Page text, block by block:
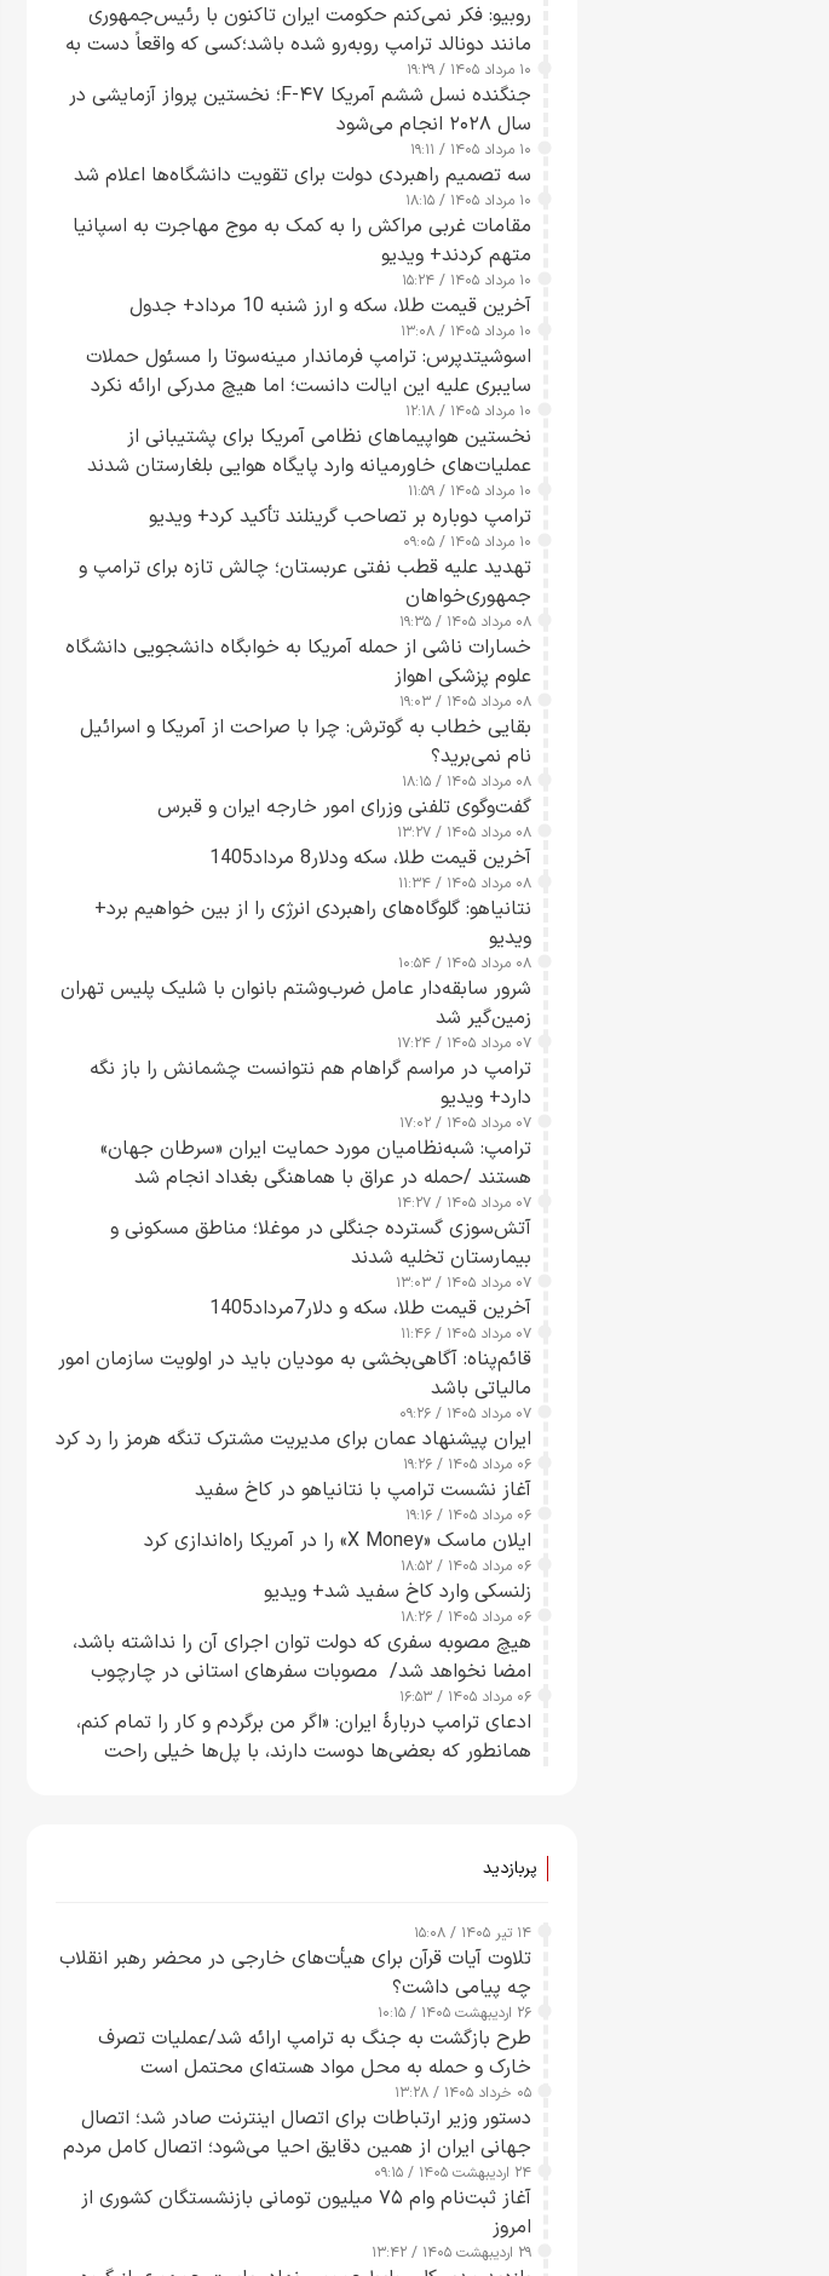
روبیو: فکر نمی‌کنم حکومت ایران تاکنون با رئیس‌جمهوری
مانند دونالد ترامپ روبه‌رو شده باشد؛کسی که واقعاً دست به
اقدام می‌زند
۱۰ مرداد ۱۴۰۵ / ۱۹:۲۹
جنگنده نسل ششم آمریکا F-۴۷؛ نخستین پرواز آزمایشی در
سال ۲۰۲۸ انجام می‌شود
۱۰ مرداد ۱۴۰۵ / ۱۹:۱۱
سه تصمیم راهبردی دولت برای تقویت دانشگاه‌ها اعلام شد
۱۰ مرداد ۱۴۰۵ / ۱۸:۱۵
مقامات غربی مراکش را به کمک به موج مهاجرت به اسپانیا
متهم کردند+ ویدیو
۱۰ مرداد ۱۴۰۵ / ۱۵:۲۴
آخرین قیمت طلا، سکه و ارز شنبه 10 مرداد+ جدول
۱۰ مرداد ۱۴۰۵ / ۱۳:۰۸
اسوشیتدپرس: ترامپ فرماندار مینه‌سوتا را مسئول حملات
سایبری علیه این ایالت دانست؛ اما هیچ مدرکی ارائه نکرد
۱۰ مرداد ۱۴۰۵ / ۱۲:۱۸
نخستین هواپیماهای نظامی آمریکا برای پشتیبانی از
عملیات‌های خاورمیانه وارد پایگاه هوایی بلغارستان شدند
۱۰ مرداد ۱۴۰۵ / ۱۱:۵۹
ترامپ دوباره بر تصاحب گرینلند تأکید کرد+ ویدیو
۱۰ مرداد ۱۴۰۵ / ۰۹:۰۵
تهدید علیه قطب نفتی عربستان؛ چالش تازه برای ترامپ و
جمهوری‌خواهان
۰۸ مرداد ۱۴۰۵ / ۱۹:۳۵
خسارات ناشی از حمله آمریکا به خوابگاه دانشجویی دانشگاه
علوم پزشکی اهواز
۰۸ مرداد ۱۴۰۵ / ۱۹:۰۳
بقایی خطاب به گوترش: چرا با صراحت از آمریکا و اسرائیل
نام نمی‌برید؟
۰۸ مرداد ۱۴۰۵ / ۱۸:۱۵
گفت‌وگوی تلفنی وزرای امور خارجه ایران و قبرس
۰۸ مرداد ۱۴۰۵ / ۱۳:۲۷
آخرین قیمت طلا، سکه ودلار8 مرداد1405
۰۸ مرداد ۱۴۰۵ / ۱۱:۳۴
نتانیاهو: گلوگاه‌های راهبردی انرژی را از بین خواهیم برد+
ویدیو
۰۸ مرداد ۱۴۰۵ / ۱۰:۵۴
شرور سابقه‌دار عامل ضرب‌وشتم بانوان با شلیک پلیس تهران
زمین‌گیر شد
۰۷ مرداد ۱۴۰۵ / ۱۷:۲۴
ترامپ در مراسم گراهام هم نتوانست چشمانش را باز نگه
دارد+ ویدیو
۰۷ مرداد ۱۴۰۵ / ۱۷:۰۲
ترامپ: شبه‌نظامیان مورد حمایت ایران «سرطان جهان»
هستند /حمله در عراق با هماهنگی بغداد انجام شد
۰۷ مرداد ۱۴۰۵ / ۱۴:۲۷
آتش‌سوزی گسترده جنگلی در موغلا؛ مناطق مسکونی و
بیمارستان تخلیه شدند
۰۷ مرداد ۱۴۰۵ / ۱۳:۰۳
آخرین قیمت طلا، سکه و دلار7مرداد1405
۰۷ مرداد ۱۴۰۵ / ۱۱:۴۶
قائم‌پناه: آگاهی‌بخشی به مودیان باید در اولویت سازمان امور
مالیاتی باشد
۰۷ مرداد ۱۴۰۵ / ۰۹:۲۶
ایران پیشنهاد عمان برای مدیریت مشترک تنگه هرمز را رد کرد
۰۶ مرداد ۱۴۰۵ / ۱۹:۲۶
آغاز نشست ترامپ با نتانیاهو در کاخ سفید
۰۶ مرداد ۱۴۰۵ / ۱۹:۱۶
ایلان ماسک «X Money» را در آمریکا راه‌اندازی کرد
۰۶ مرداد ۱۴۰۵ / ۱۸:۵۲
زلنسکی وارد کاخ سفید شد+ ویدیو
۰۶ مرداد ۱۴۰۵ / ۱۸:۲۶
هیچ مصوبه سفری که دولت توان اجرای آن را نداشته باشد،
امضا نخواهد شد/ مصوبات سفرهای استانی در چارچوب
قانون بودجه است+ عکس
۰۶ مرداد ۱۴۰۵ / ۱۶:۵۳
ادعای ترامپ دربارهٔ ایران: «اگر من برگردم و کار را تمام کنم،
همانطور که بعضی‌ها دوست دارند، با پل‌ها خیلی راحت
پربازدید
۱۴ تیر ۱۴۰۵ / ۱۵:۰۸
تلاوت آیات قرآن برای هیأت‌های خارجی در محضر رهبر انقلاب
چه پیامی داشت؟
۲۶ اردیبهشت ۱۴۰۵ / ۱۰:۱۵
طرح‌ بازگشت به جنگ به ترامپ ارائه شد/عملیات تصرف
خارک و حمله به محل مواد هسته‌ای محتمل است
۰۵ خرداد ۱۴۰۵ / ۱۳:۲۸
دستور وزیر ارتباطات برای اتصال اینترنت صادر شد؛ اتصال
جهانی ایران از همین دقایق احیا می‌شود؛ اتصال کامل مردم
تا ۲۴ ساعت آینده
۲۴ اردیبهشت ۱۴۰۵ / ۰۹:۱۵
آغاز ثبت‌نام وام ۷۵ میلیون تومانی بازنشستگان کشوری از
امروز
۲۹ اردیبهشت ۱۴۰۵ / ۱۳:۴۲